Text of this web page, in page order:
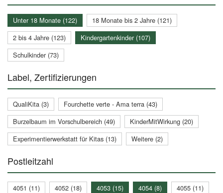
Unter 18 Monate (122)
18 Monate bis 2 Jahre (121)
2 bis 4 Jahre (123)
Kindergartenkinder (107)
Schulkinder (73)
Label, Zertifizierungen
QualiKita (3)
Fourchette verte - Ama terra (43)
Burzelbaum im Vorschulbereich (49)
KinderMitWirkung (20)
Experimentierwerkstatt für Kitas (13)
Weitere (2)
Postleitzahl
4051 (11) 4052 (18) 4053 (15) 4054 (8)
4055 (11)